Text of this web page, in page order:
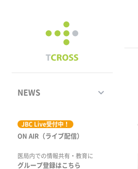
NEWS keyboard_arrow_down
ジャーナル
動画コンテンツ
JBC Live受付中！
ON AIR（ライブ配信）
医局内での情報共有・教育に
グループ登録はこちら